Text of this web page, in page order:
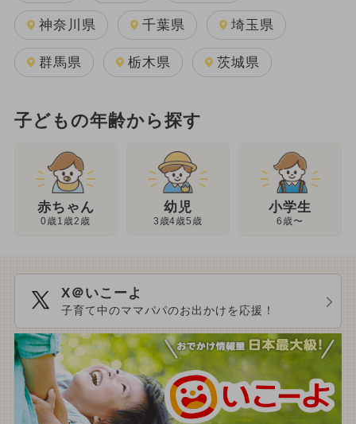
神奈川県 千葉県 埼玉県
群馬県 栃木県 茨城県
子どもの年齢から探す
赤ちゃん
0歳1歳2歳
幼児
3歳4歳5歳
小学生
6歳〜
X＠いこーよ
子育て中のママパパのお出かけを応援！